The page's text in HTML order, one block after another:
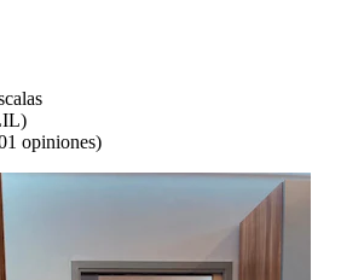
opiniones)